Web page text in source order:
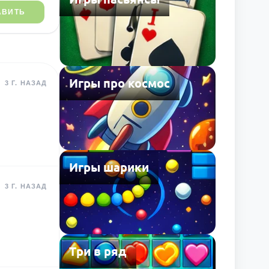
3 Г. НАЗАД
3 Г. НАЗАД
Игры про космос
Игры шарики
Три в ряд